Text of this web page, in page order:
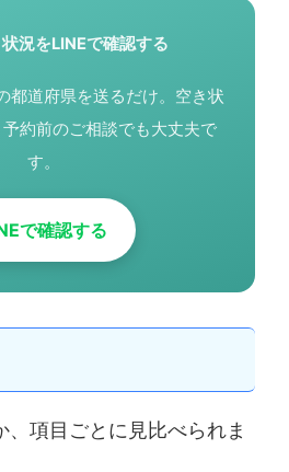
況をLINEで確認する
都道府県を送るだけ。空き状
約前のご相談でも大丈夫で
す。
で確認する
、項目ごとに見比べられま